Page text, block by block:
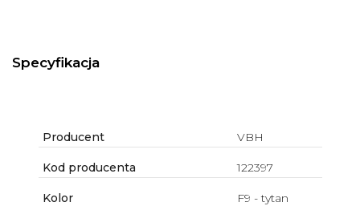
Specyfikacja
Producent VBH
Kod producenta 122397
Kolor F9 - tytan